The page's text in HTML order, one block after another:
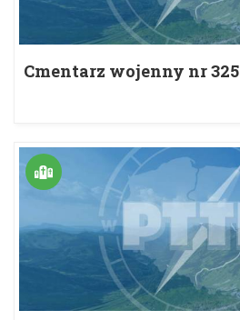
Cmentarz wojenny nr 325